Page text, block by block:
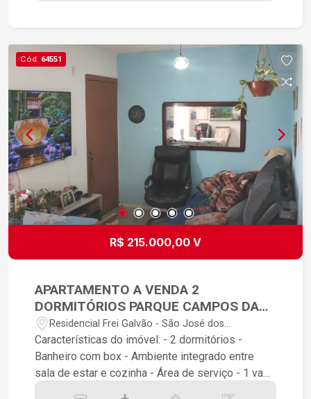
Cód. 64551
R$ 215.000,00 V
APARTAMENTO A VENDA 2
DORMITÓRIOS PARQUE CAMPOS DAS
ACÁCIAS
Residencial Frei Galvão - São José dos
Campos/SP
Características do imóvel: - 2 dormitórios -
Banheiro com box - Ambiente integrado entre
sala de estar e cozinha - Área de serviço - 1 vaga